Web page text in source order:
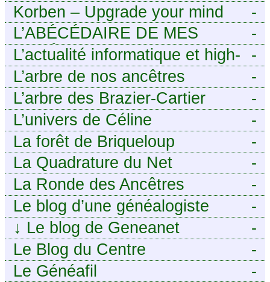
-
Korben – Upgrade your mind
-
L’ABÉCÉDAIRE DE MES
ANCÊTRES – Tout ce que
j’aurais aimé savoir sur ma
famille mais n’ai jamais osé
demander
-
L’actualité informatique et high-
tech pour décideurs IT.
-
L’arbre de nos ancêtres
-
L’arbre des Brazier-Cartier
-
L’univers de Céline
-
La forêt de Briqueloup
-
La Quadrature du Net
-
La Ronde des Ancêtres
-
Le blog d’une généalogiste
-
↓ Le blog de Geneanet
-
Le Blog du Centre
Généalogique de Touraine -
-
Le Généafil